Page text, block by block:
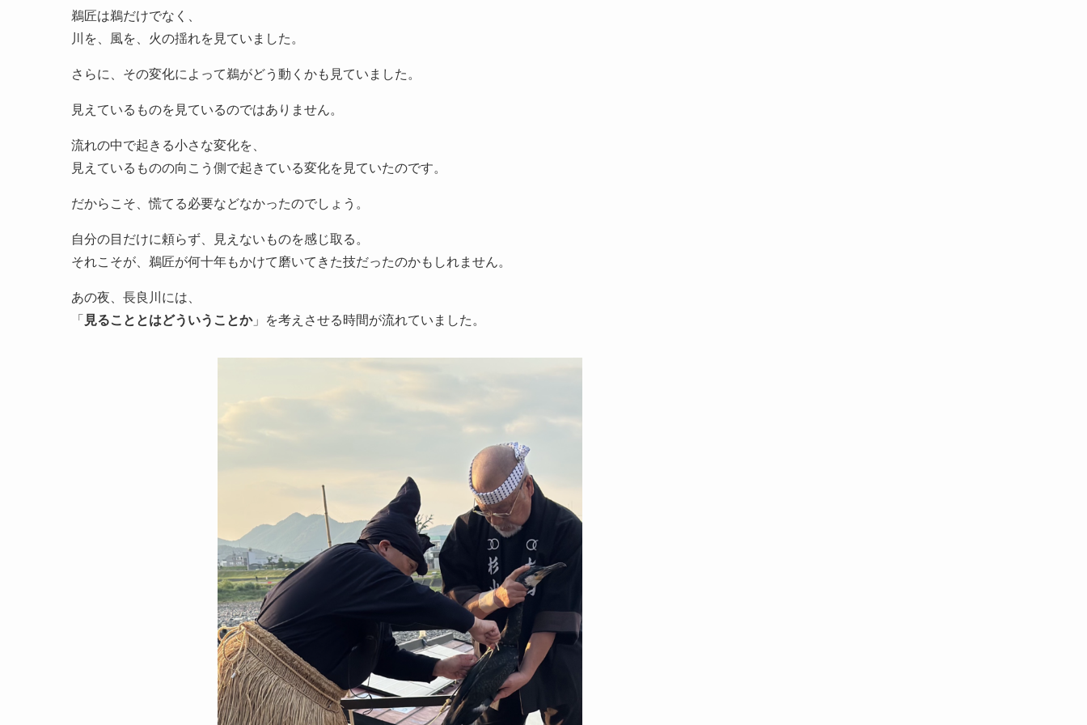
鵜匠は鵜だけでなく、
川を、風を、火の揺れを見ていました。
さらに、その変化によって鵜がどう動くかも見ていました。
見えているものを見ているのではありません。
流れの中で起きる小さな変化を、
見えているものの向こう側で起きている変化を見ていたのです。
だからこそ、慌てる必要などなかったのでしょう。
自分の目だけに頼らず、見えないものを感じ取る。
それこそが、鵜匠が何十年もかけて磨いてきた技だったのかもしれません。
あの夜、長良川には、
「 見ることとはどういうことか」を考えさせる時間が流れていました。